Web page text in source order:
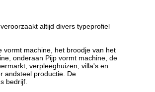
altijd divers typeprofiel
vormt machine, het broodje van het
onderaan Pijp vormt machine, de
verpleeghuizen, villa's en
andsteel productie. De
bedrijf.